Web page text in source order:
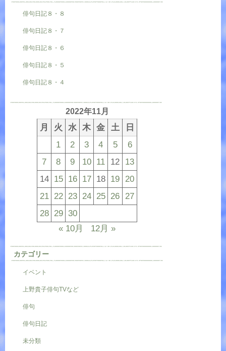
俳句日記８・８
俳句日記８・７
俳句日記８・６
俳句日記８・５
俳句日記８・４
2022年11月
月 火 水 木 金 土
日
1
2 3 4 5
6
7
8 9 10 11 12 13
14 15 16 17 18 19 20
21 22 23 24 25 26 27
28 29 30
« 10月
12月 »
カテゴリー
イベント
上野貴子俳句TVなど
俳句
俳句日記
未分類